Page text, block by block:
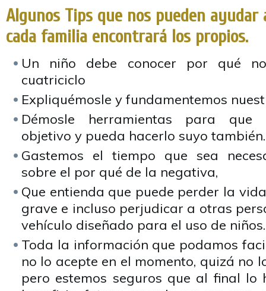
Algunos Tips que nos pueden ayudar
cada familia encontrará los propios.
Un niño debe conocer por qué
cuatriciclo
Expliquémosle y fundamentemos
Démosle herramientas para que
objetivo y pueda hacerlo suyo también.
Gastemos el tiempo que sea
sobre el por qué de la negativa,
Que entienda que puede perder la
grave e incluso perjudicar a otras
vehículo diseñado para el uso de niños.
Toda la información que podamos
no lo acepte en el momento, quizá no
pero estemos seguros que al final